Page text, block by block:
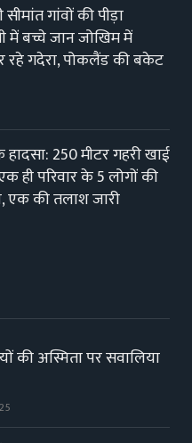
गांवों की पीड़ा
में बच्चे जान जोखिम में
रहे गदेरा, पोकलैंड की बकेट
हादसा: 250 मीटर गहरी खाई
ही परिवार के 5 लोगों की
एक की तलाश जारी
की अस्मिता पर सवालिया